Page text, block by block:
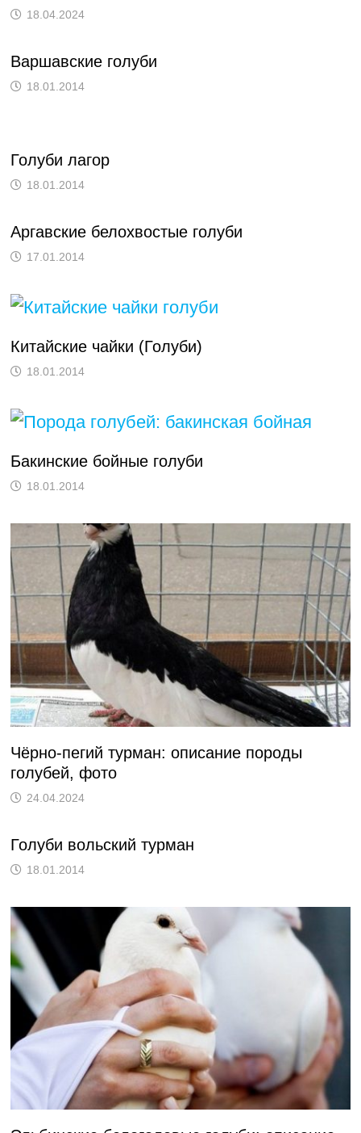
18.04.2024
Варшавские голуби
18.01.2014
Голуби лагор
18.01.2014
Аргавские белохвостые голуби
17.01.2014
Китайские чайки (Голуби)
18.01.2014
Бакинские бойные голуби
18.01.2014
Чёрно-пегий турман: описание породы
голубей, фото
24.04.2024
Голуби вольский турман
18.01.2014